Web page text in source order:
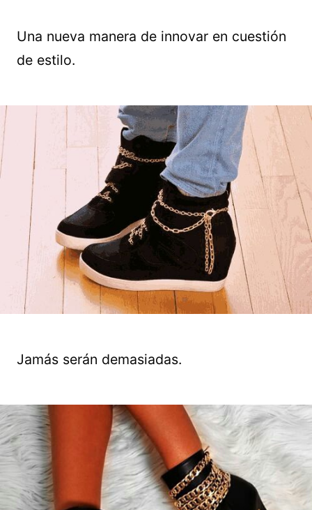
Una nueva manera de innovar en cuestión
de estilo.
Jamás serán demasiadas.